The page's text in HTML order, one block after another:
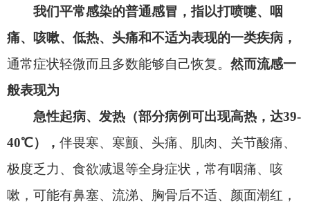
甲流一般在发病3～6 小时内会出现发热，并迅
速出现高热发热常为甲流病人的首发症状，发热后
病人会陆续出现感染的其他症状，如咳嗽、咳痰。
由于体温上升迅速，病人常感觉恶寒。
～ 5天， 经过治疗后体温逐渐恢复正常。
80
％以上的甲流病人在患病后会出现严重头
痛，眉弓、太阳穴部位最为明显。
由于“甲流”病毒的侵袭，释放的毒素引起大量